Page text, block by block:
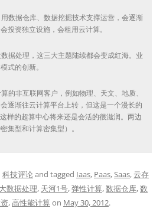
数据仓库、数据挖掘技术支撑运营，会逐渐
投资独立设施，会租用云计算。
据处理，这三大主题陆续都会变成红海。业
式的创新。
的非互联网客户，例如物理、天文、地质、
逐渐往云计算平台上转，但这是一个漫长的
样的超算中心将来还是会活的很滋润。两边
集型和计算密集型）。
科技评论and tagged Iaas, Paas,Saas,云存
大数据处理, 天河1号,弹性计算,数据仓库,数
,高性能计算on May 30, 2012.